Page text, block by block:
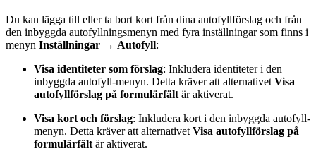
Du kan lägga till eller ta bort kort från dina autofyllförslag och från
den inbyggda autofyllningsmenyn med fyra inställningar som finns i
menyn Inställningar → Autofyll:
Visa identiteter som förslag: Inkludera identiteter i den
inbyggda autofyll-menyn. Detta kräver att alternativet Visa
autofyllförslag på formulärfält är aktiverat.
Visa kort och förslag: Inkludera kort i den inbyggda autofyll-
menyn. Detta kräver att alternativet Visa autofyllförslag på
formulärfält är aktiverat.